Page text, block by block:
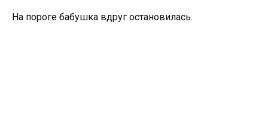
На пороге бабушка вдруг остановилась.